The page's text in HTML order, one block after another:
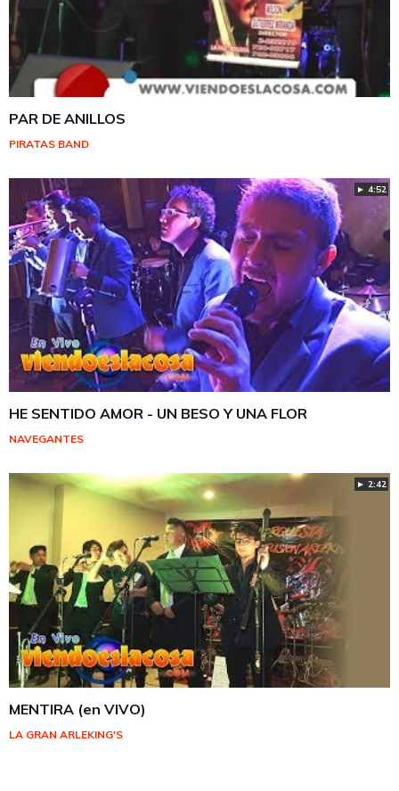
PAR DE ANILLOS
PIRATAS BAND
► 4:52
HE SENTIDO AMOR - UN BESO Y UNA FLOR
NAVEGANTES
► 2:42
MENTIRA (en VIVO)
LA GRAN ARLEKING'S